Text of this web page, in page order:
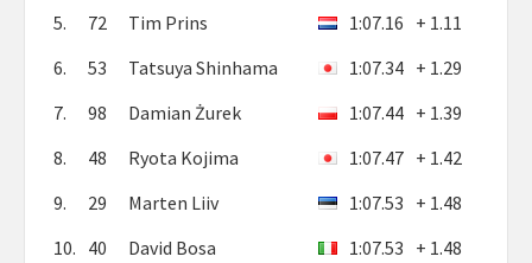
5. 72 Tim Prins 1:07.16 + 1.11
6.
53 Tatsuya Shinhama 1:07.34 + 1.29
7.
98 Damian Żurek 1:07.44 + 1.39
8.
48 Ryota Kojima 1:07.47 + 1.42
9.
29 Marten Liiv 1:07.53 + 1.48
10. 40 David Bosa 1:07.53 + 1.48